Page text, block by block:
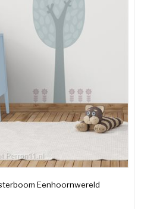
Eenhoornwereld